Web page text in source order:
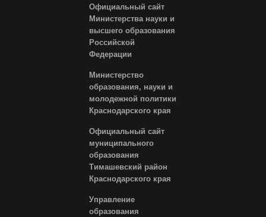
Официальный сайт
Министерства науки и
высшего образования
Российской
Федерации
Министерство
образования, науки и
молодежной политики
Краснодарского края
Официальный сайт
муниципального
образования
Тимашевский район
Краснодарского края
Управление
образования